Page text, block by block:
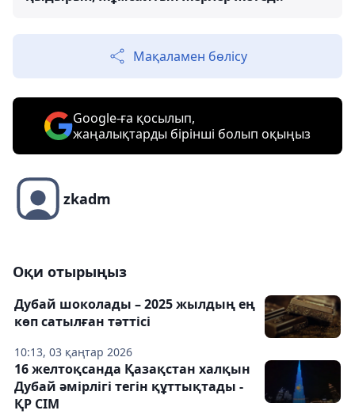
Мақаламен бөлісу
Google-ға қосылып,
жаңалықтарды бірінші болып оқыңыз
zkadm
Оқи отырыңыз
10:13, 03 қаңтар 2026
Дубай шоколады – 2025 жылдың ең
көп сатылған тәттісі
16 желтоқсанда Қазақстан халқын
Дубай әмірлігі тегін құттықтады -
ҚР СІМ